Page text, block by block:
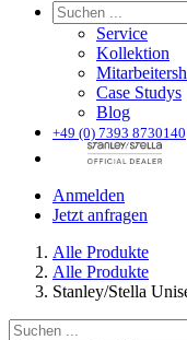
Service
Kollektion
Case Studys
Blog
+49 (0) 7393 8730140
Anmelden
Jetzt anfragen
Alle Produkte
Alle Produkte
Stanley/Stella